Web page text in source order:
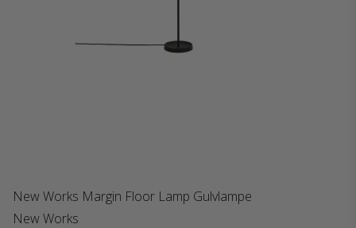
New Works Margin Floor Lamp Gulvlampe
New Works